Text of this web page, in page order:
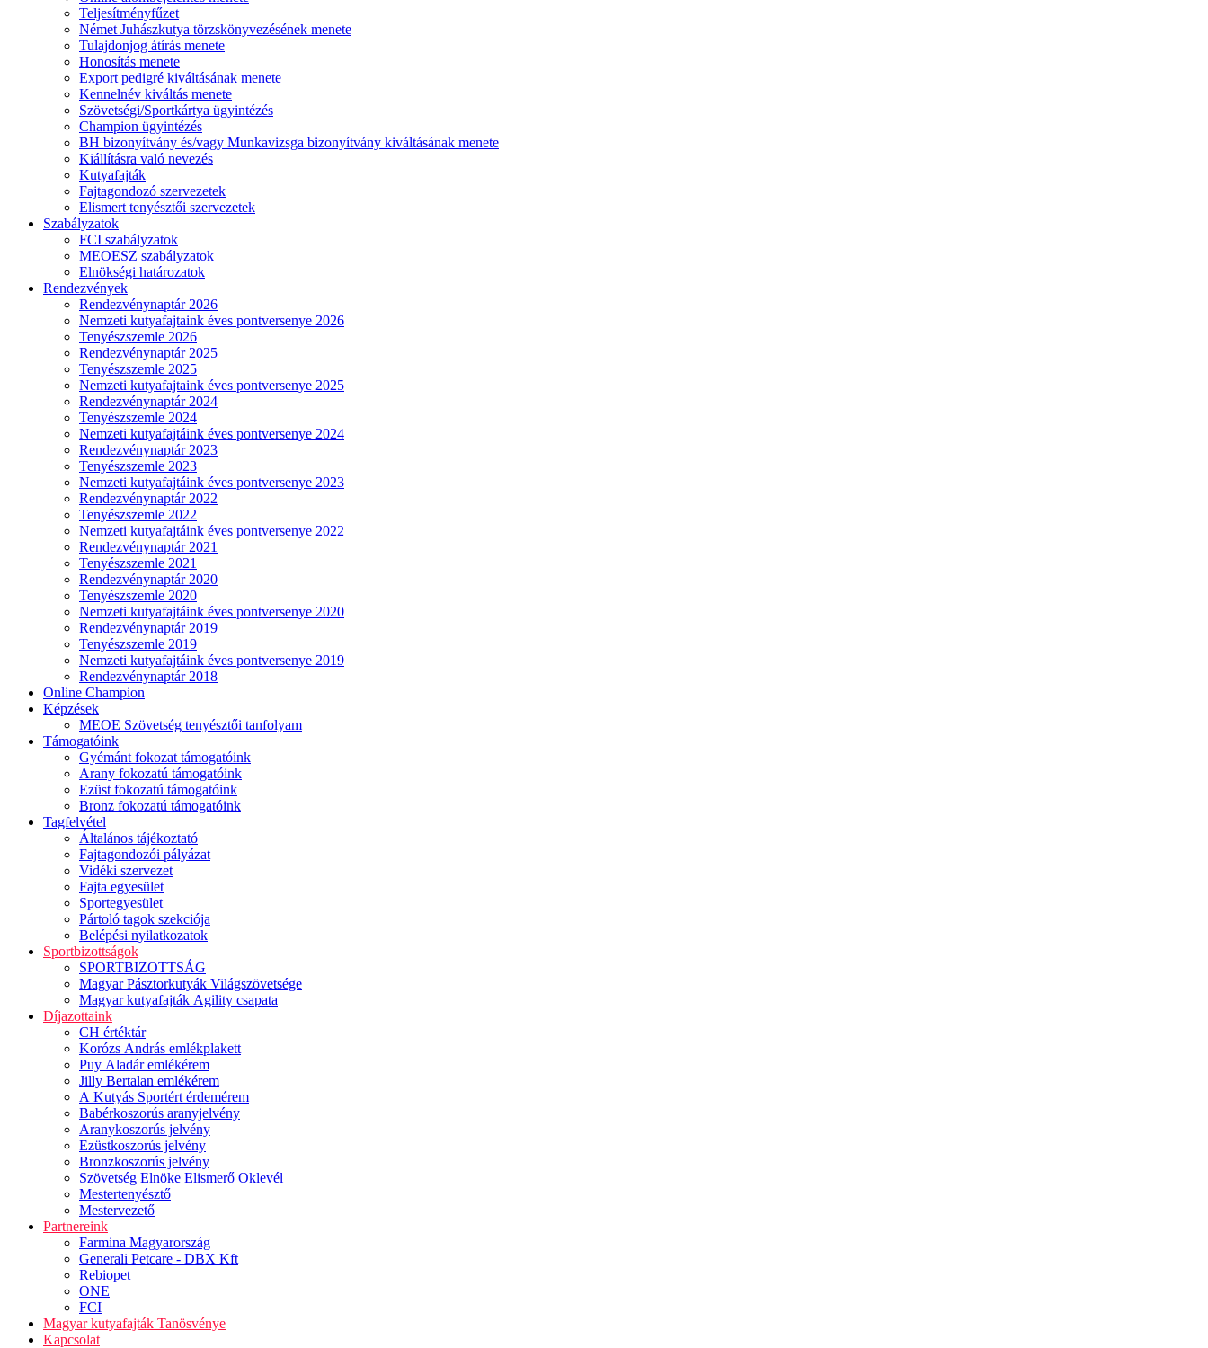
Teljesítményfűzet
Német Juhászkutya törzskönyvezésének menete
Tulajdonjog átírás menete
Honosítás menete
Export pedigré kiváltásának menete
Kennelnév kiváltás menete
Szövetségi/Sportkártya ügyintézés
Champion ügyintézés
BH bizonyítvány és/vagy Munkavizsga bizonyítvány kiváltásának menete
Kiállításra való nevezés
Kutyafajták
Fajtagondozó szervezetek
Elismert tenyésztői szervezetek
Szabályzatok
FCI szabályzatok
MEOESZ szabályzatok
Elnökségi határozatok
Rendezvények
Rendezvénynaptár 2026
Nemzeti kutyafajtaink éves pontversenye 2026
Tenyészszemle 2026
Rendezvénynaptár 2025
Tenyészszemle 2025
Nemzeti kutyafajtaink éves pontversenye 2025
Rendezvénynaptár 2024
Tenyészszemle 2024
Nemzeti kutyafajtáink éves pontversenye 2024
Rendezvénynaptár 2023
Tenyészszemle 2023
Nemzeti kutyafajtáink éves pontversenye 2023
Rendezvénynaptár 2022
Tenyészszemle 2022
Nemzeti kutyafajtáink éves pontversenye 2022
Rendezvénynaptár 2021
Tenyészszemle 2021
Rendezvénynaptár 2020
Tenyészszemle 2020
Nemzeti kutyafajtáink éves pontversenye 2020
Rendezvénynaptár 2019
Tenyészszemle 2019
Nemzeti kutyafajtáink éves pontversenye 2019
Rendezvénynaptár 2018
Online Champion
Képzések
MEOE Szövetség tenyésztői tanfolyam
Támogatóink
Gyémánt fokozat támogatóink
Arany fokozatú támogatóink
Ezüst fokozatú támogatóink
Bronz fokozatú támogatóink
Tagfelvétel
Általános tájékoztató
Fajtagondozói pályázat
Vidéki szervezet
Fajta egyesület
Sportegyesület
Pártoló tagok szekciója
Belépési nyilatkozatok
Sportbizottságok
SPORTBIZOTTSÁG
Magyar Pásztorkutyák Világszövetsége
Magyar kutyafajták Agility csapata
Díjazottaink
CH értéktár
Korózs András emlékplakett
Puy Aladár emlékérem
Jilly Bertalan emlékérem
A Kutyás Sportért érdemérem
Babérkoszorús aranyjelvény
Aranykoszorús jelvény
Ezüstkoszorús jelvény
Bronzkoszorús jelvény
Szövetség Elnöke Elismerő Oklevél
Mestertenyésztő
Mestervezető
Partnereink
Farmina Magyarország
Generali Petcare - DBX Kft
Rebiopet
ONE
FCI
Magyar kutyafajták Tanösvénye
Kapcsolat